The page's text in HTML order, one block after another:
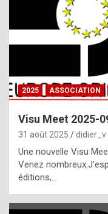
2025 ASSOCIATION
Visu Meet 2025-
31 août 2025 didier_v
Une nouvelle Visu
Venez
éditions,…